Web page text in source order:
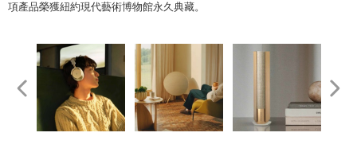
項產品榮獲紐約現代藝術博物館永久典藏。